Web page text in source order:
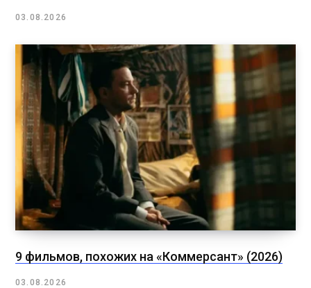
03.08.2026
9 фильмов, похожих на «Коммерсант» (2026)
03.08.2026